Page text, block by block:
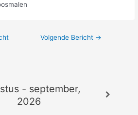
Volgende Bericht →
- september,
2026